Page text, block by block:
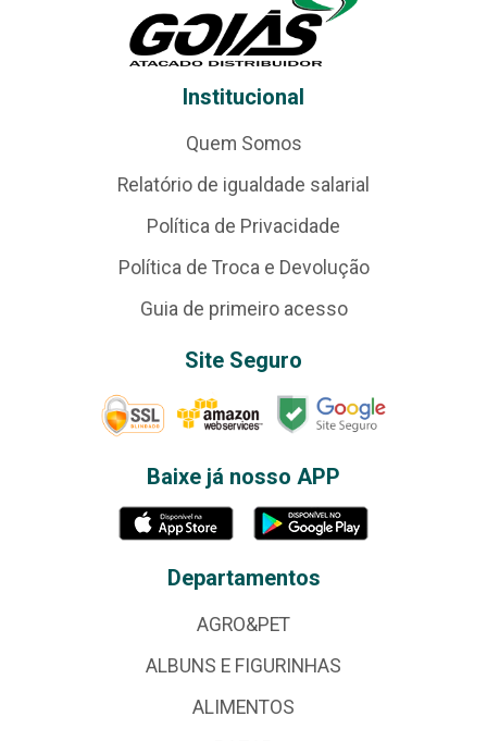
Institucional
Quem Somos
Relatório de igualdade salarial
Política de Privacidade
Política de Troca e Devolução
Guia de primeiro acesso
Site Seguro
Baixe já nosso APP
Departamentos
AGRO&PET
ALBUNS E FIGURINHAS
ALIMENTOS